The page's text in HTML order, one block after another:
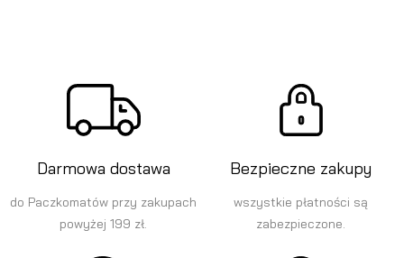
Darmowa dostawa
do Paczkomatów przy zakupach
powyżej 199 zł.
Bezpieczne zakupy
wszystkie płatności są
zabezpieczone.